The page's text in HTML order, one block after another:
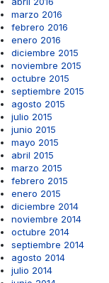
marzo 2016
febrero 2016
enero 2016
diciembre 2015
noviembre 2015
octubre 2015
septiembre 2015
agosto 2015
julio 2015
junio 2015
mayo 2015
abril 2015
marzo 2015
febrero 2015
enero 2015
diciembre 2014
noviembre 2014
octubre 2014
septiembre 2014
agosto 2014
julio 2014